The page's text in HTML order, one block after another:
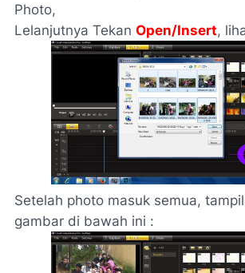
Photo,
Lelanjutnya Tekan Open/Insert,
Setelah photo masuk semua,
gambar di bawah ini :